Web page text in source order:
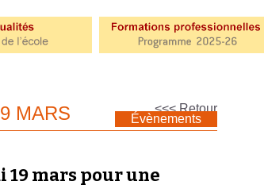
MARS <<< Retour
Évènements
19 mars pour une